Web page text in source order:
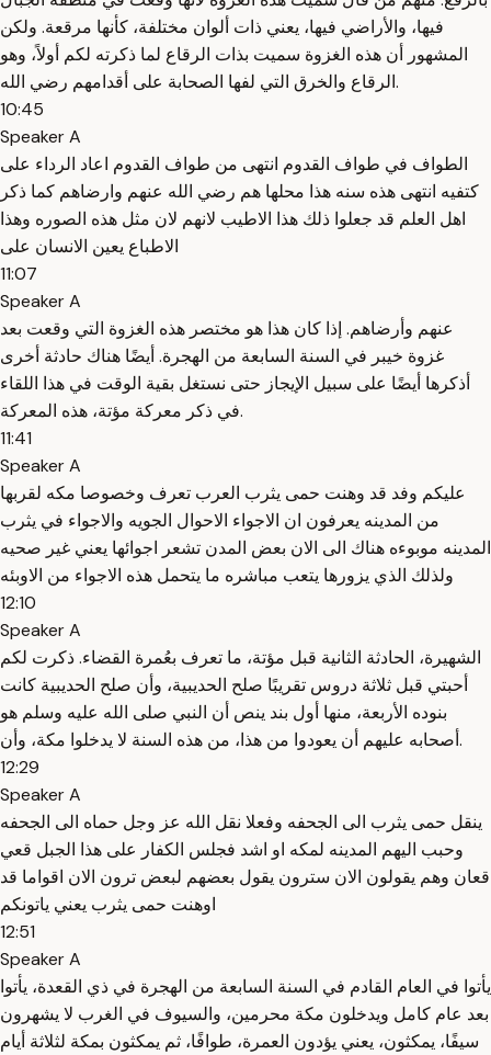
فيها، والأراضي فيها، يعني ذات ألوان مختلفة، كأنها مرقعة. ولكن
المشهور أن هذه الغزوة سميت بذات الرقاع لما ذكرته لكم أولاً، وهو
الرقاع والخرق التي لفها الصحابة على أقدامهم رضي الله.
10:45
Speaker A
الطواف في طواف القدوم انتهى من طواف القدوم اعاد الرداء على
كتفيه انتهى هذه سنه هذا محلها هم رضي الله عنهم وارضاهم كما ذكر
اهل العلم قد جعلوا ذلك هذا الاطيب لانهم لان مثل هذه الصوره وهذا
الاطباع يعين الانسان على
11:07
Speaker A
عنهم وأرضاهم. إذا كان هذا هو مختصر هذه الغزوة التي وقعت بعد
غزوة خيبر في السنة السابعة من الهجرة. أيضًا هناك حادثة أخرى
أذكرها أيضًا على سبيل الإيجاز حتى نستغل بقية الوقت في هذا اللقاء
في ذكر معركة مؤتة، هذه المعركة.
11:41
Speaker A
عليكم وفد قد وهنت حمى يثرب العرب تعرف وخصوصا مكه لقربها
من المدينه يعرفون ان الاجواء الاحوال الجويه والاجواء في يثرب
المدينه موبوءه هناك الى الان بعض المدن تشعر اجوائها يعني غير صحيه
ولذلك الذي يزورها يتعب مباشره ما يتحمل هذه الاجواء من الاوبئه
12:10
Speaker A
الشهيرة، الحادثة الثانية قبل مؤتة، ما تعرف بعُمرة القضاء. ذكرت لكم
أحبتي قبل ثلاثة دروس تقريبًا صلح الحديبية، وأن صلح الحديبية كانت
بنوده الأربعة، منها أول بند ينص أن النبي صلى الله عليه وسلم هو
أصحابه عليهم أن يعودوا من هذا، من هذه السنة لا يدخلوا مكة، وأن.
12:29
Speaker A
ينقل حمى يثرب الى الجحفه وفعلا نقل الله عز وجل حماه الى الجحفه
وحبب اليهم المدينه لمكه او اشد فجلس الكفار على هذا الجبل قعي
قعان وهم يقولون الان سترون يقول بعضهم لبعض ترون الان اقواما قد
اوهنت حمى يثرب يعني ياتونكم
12:51
Speaker A
يأتوا في العام القادم في السنة السابعة من الهجرة في ذي القعدة، يأتوا
بعد عام كامل ويدخلون مكة محرمين، والسيوف في الغرب لا يشهرون
سيفًا، يمكثون، يعني يؤدون العمرة، طوافًا، ثم يمكثون بمكة لثلاثة أيام